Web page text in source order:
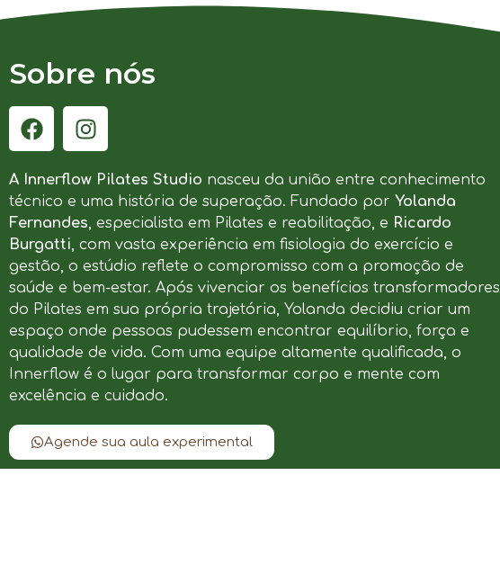
Sobre nós
A Innerflow Pilates Studio nasceu da união entre conhecimento
técnico e uma história de superação. Fundado por Yolanda
Fernandes, especialista em Pilates e reabilitação, e Ricardo
Burgatti, com vasta experiência em fisiologia do exercício e
gestão, o estúdio reflete o compromisso com a promoção de
saúde e bem-estar. Após vivenciar os benefícios transformadores
do Pilates em sua própria trajetória, Yolanda decidiu criar um
espaço onde pessoas pudessem encontrar equilíbrio, força e
qualidade de vida. Com uma equipe altamente qualificada, o
Innerflow é o lugar para transformar corpo e mente com
excelência e cuidado.
Agende sua aula experimental